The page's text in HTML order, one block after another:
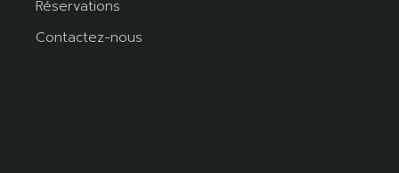
Réservations
Contactez-nous